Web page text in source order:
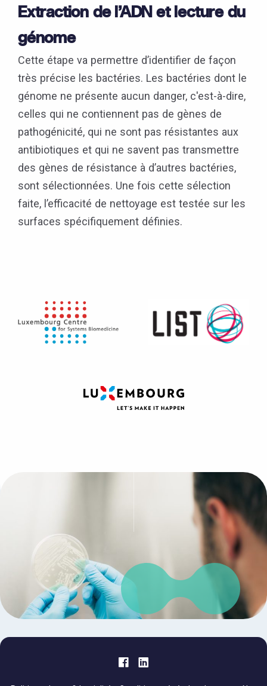
Extraction de l’ADN et lecture du
génome
Cette étape va permettre d’identifier de façon
très précise les bactéries. Les bactéries dont le
génome ne présente aucun danger, c'est-à-dire,
celles qui ne contiennent pas de gènes de
pathogénicité, qui ne sont pas résistantes aux
antibiotiques et qui ne savent pas transmettre
des gènes de résistance à d’autres bactéries,
sont sélectionnées. Une fois cette sélection
faite, l’efficacité de nettoyage est testée sur les
surfaces spécifiquement définies.